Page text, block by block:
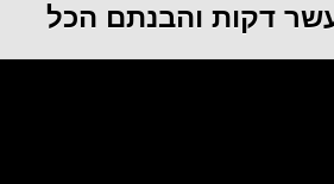
והבנתם הכל